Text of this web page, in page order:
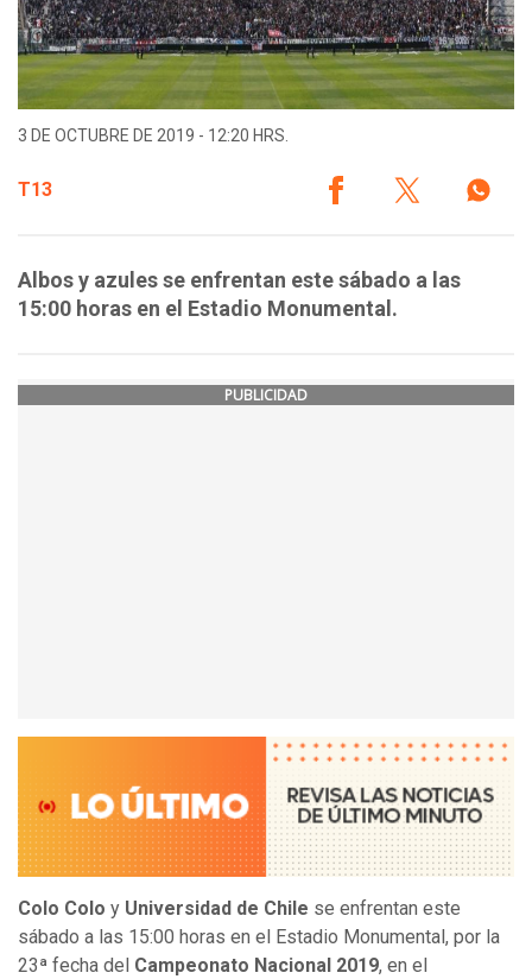
3 DE OCTUBRE DE 2019 - 12:20 HRS.
T13
Albos y azules se enfrentan este sábado a las
15:00 horas en el Estadio Monumental.
PUBLICIDAD
Colo Colo y Universidad de Chile se enfrentan este
sábado a las 15:00 horas en el Estadio Monumental, por la
23ª fecha del Campeonato Nacional 2019, en el